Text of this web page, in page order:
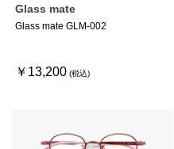
Glass mate
Glass mate GLM-002
￥13,200